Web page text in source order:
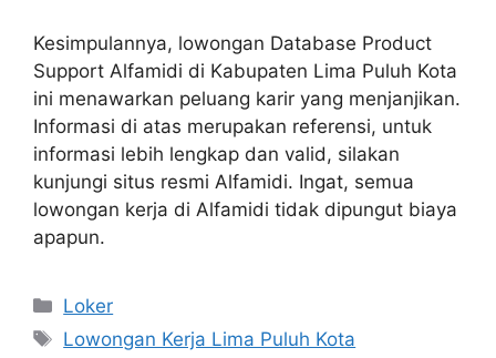
Kesimpulannya, lowongan Database Product
Support Alfamidi di Kabupaten Lima Puluh Kota
ini menawarkan peluang karir yang menjanjikan.
Informasi di atas merupakan referensi, untuk
informasi lebih lengkap dan valid, silakan
kunjungi situs resmi Alfamidi. Ingat, semua
lowongan kerja di Alfamidi tidak dipungut biaya
apapun.
Kategori
Loker
Tag
Lowongan Kerja Lima Puluh Kota